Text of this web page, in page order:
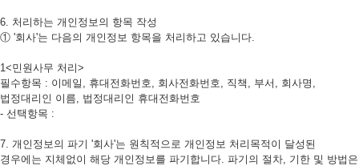
6. 처리하는 개인정보의 항목 작성
① '회사'는 다음의 개인정보 항목을 처리하고 있습니다.
1<민원사무 처리>
필수항목 : 이메일, 휴대전화번호, 회사전화번호, 직책, 부서, 회사명,
법정대리인 이름, 법정대리인 휴대전화번호
- 선택항목 :
7. 개인정보의 파기 '회사'는 원칙적으로 개인정보 처리목적이 달성된
경우에는 지체없이 해당 개인정보를 파기합니다. 파기의 절차, 기한 및 방법은